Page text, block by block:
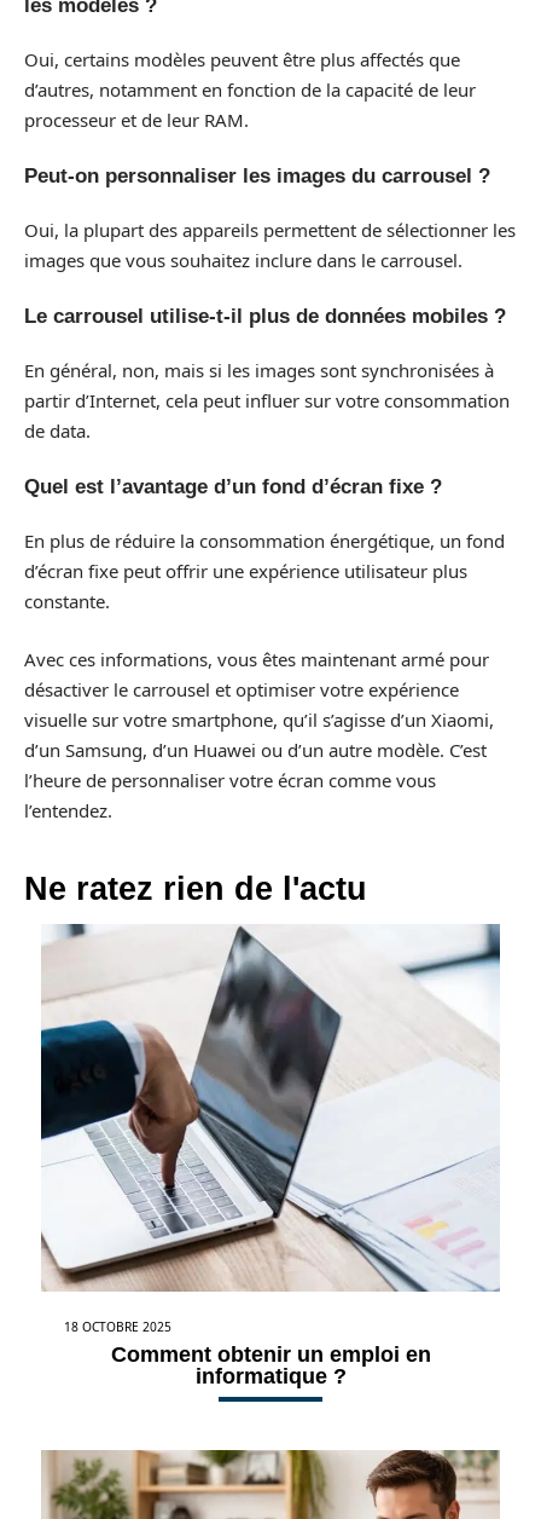
les modèles ?
Oui, certains modèles peuvent être plus affectés que
d’autres, notamment en fonction de la capacité de leur
processeur et de leur RAM.
Peut-on personnaliser les images du carrousel ?
Oui, la plupart des appareils permettent de sélectionner les
images que vous souhaitez inclure dans le carrousel.
Le carrousel utilise-t-il plus de données mobiles ?
En général, non, mais si les images sont synchronisées à
partir d’Internet, cela peut influer sur votre consommation
de data.
Quel est l’avantage d’un fond d’écran fixe ?
En plus de réduire la consommation énergétique, un fond
d’écran fixe peut offrir une expérience utilisateur plus
constante.
Avec ces informations, vous êtes maintenant armé pour
désactiver le carrousel et optimiser votre expérience
visuelle sur votre smartphone, qu’il s’agisse d’un Xiaomi,
d’un Samsung, d’un Huawei ou d’un autre modèle. C’est
l’heure de personnaliser votre écran comme vous
l’entendez.
Ne ratez rien de l'actu
18 OCTOBRE 2025
Comment obtenir un emploi en
informatique ?